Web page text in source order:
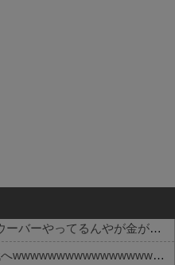
ワイ手取り15万正社員→副業でウーバーやってるんやが金がない
【悲報】大卒初任給600万の時代へwwwwwwwwwwwwwwwwwww